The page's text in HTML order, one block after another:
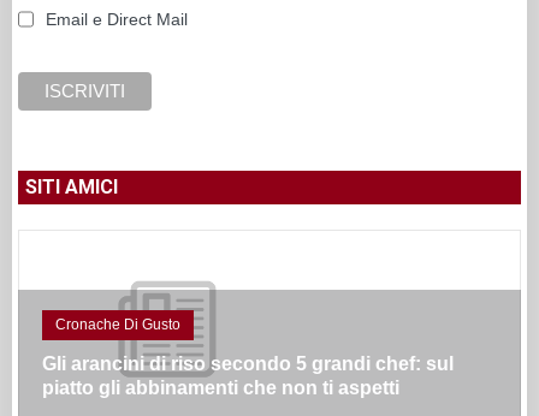
Email e Direct Mail
SITI AMICI
Cronache Di Gusto
Gli arancini di riso secondo 5 grandi chef: sul
piatto gli abbinamenti che non ti aspetti